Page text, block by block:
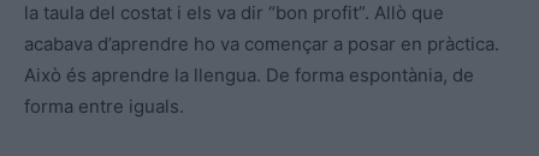
la taula del costat i els va dir “bon profit”. Allò que
acabava d’aprendre ho va començar a posar en pràctica.
Això és aprendre la llengua. De forma espontània, de
forma entre iguals.